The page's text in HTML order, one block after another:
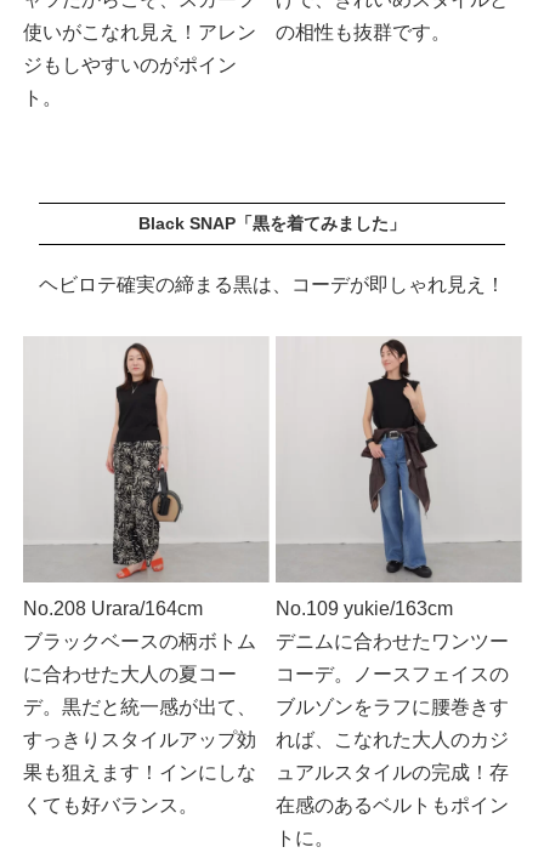
使いがこなれ見え！アレン
ジもしやすいのがポイン
ト。
の相性も抜群です。
Black SNAP「黒を着てみました」
ヘビロテ確実の締まる黒は、コーデが即しゃれ見え！
No.208 Urara/164cm
ブラックベースの柄ボトム
に合わせた大人の夏コー
デ。黒だと統一感が出て、
すっきりスタイルアップ効
果も狙えます！インにしな
くても好バランス。
No.109 yukie/163cm
デニムに合わせたワンツー
コーデ。ノースフェイスの
ブルゾンをラフに腰巻きす
れば、こなれた大人のカジ
ュアルスタイルの完成！存
在感のあるベルトもポイン
トに。